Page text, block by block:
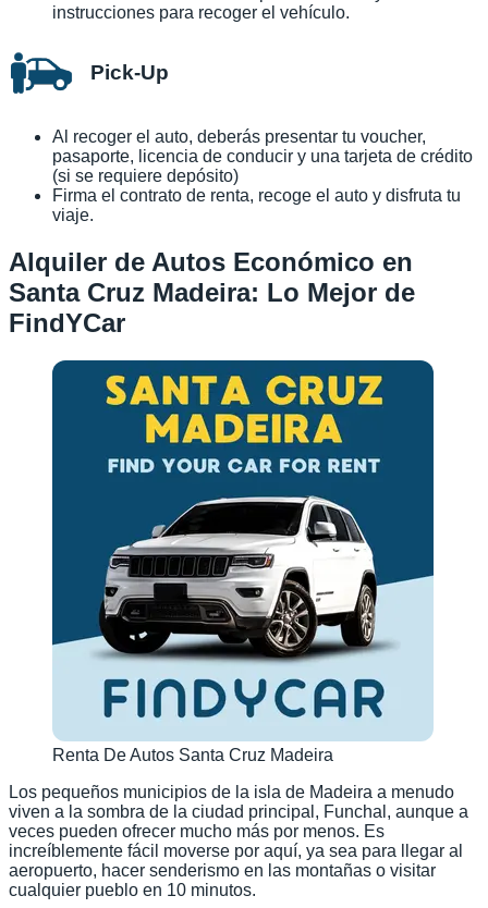
instrucciones para recoger el vehículo.
Pick-Up
Al recoger el auto, deberás presentar tu voucher,
pasaporte, licencia de conducir y una tarjeta de crédito
(si se requiere depósito)
Firma el contrato de renta, recoge el auto y disfruta tu
viaje.
Alquiler de Autos Económico en
Santa Cruz Madeira: Lo Mejor de
FindYCar
Renta De Autos Santa Cruz Madeira
Los pequeños municipios de la isla de Madeira a menudo
viven a la sombra de la ciudad principal, Funchal, aunque a
veces pueden ofrecer mucho más por menos. Es
increíblemente fácil moverse por aquí, ya sea para llegar al
aeropuerto, hacer senderismo en las montañas o visitar
cualquier pueblo en 10 minutos.